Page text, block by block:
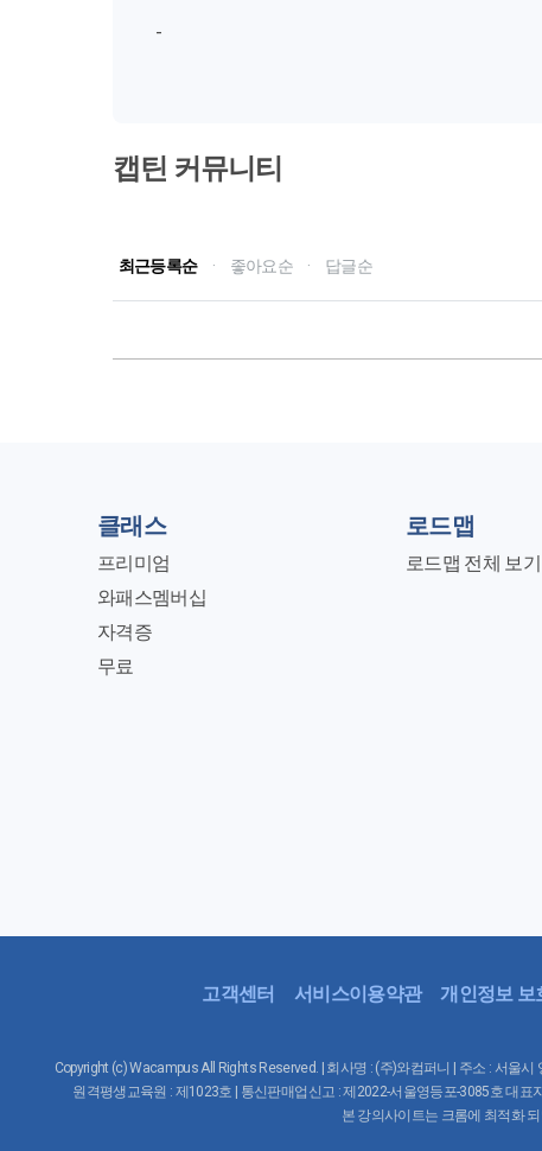
-
캡틴 커뮤니티
최근등록순 · 좋아요순 · 답글순
클래스
프리미엄
와패스멤버십
자격증
무료
로드맵
로드맵 전체 보기
고객센터 서비스이용약관 개인정보 보
Copyright (c) Wacampus All Rights Reserved. | 회사명 : (주)와컴퍼니 | 주소 : 서울
원격평생교육원 : 제1023호 | 통신판매업신고 : 제2022-서울영등포-3085호 대
본 강의사이트는 크롬에 최적화